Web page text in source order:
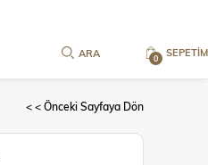
SEPETIM
0
< < Önceki Sayfaya Dön